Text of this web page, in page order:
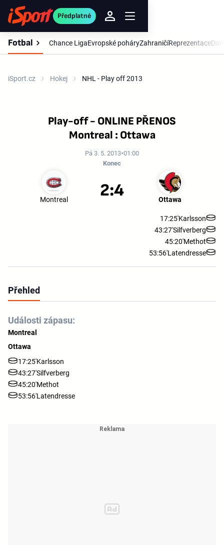
Předplatné
Fotbal Chance LigaEvropské poháryZahraničíReprezentace
iSport.cz Hokej NHL - Play off 2013
Play-off - ONLINE PŘENOS
Montreal : Ottawa
Pá 3. 5. 2013 01:00
Konec
Montreal Ottawa
2:4
17:25'Karlsson
43:27'Silfverberg
45:20'Methot
53:56'Latendresse
Přehled
Události zápasu:
Montreal
Ottawa
17:25'Karlsson
43:27'Silfverberg
45:20'Methot
53:56'Latendresse